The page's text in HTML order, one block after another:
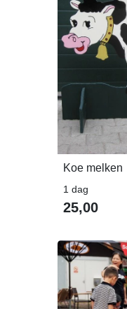
Koe melken
1 dag
25,00